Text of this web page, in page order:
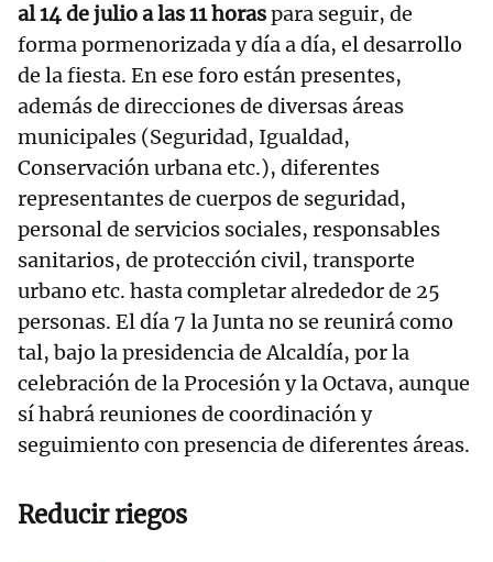
al 14 de julio a las 11 horaspara seguir, de
forma pormenorizada y día a día, el desarrollo
de la fiesta. En ese foro están presentes,
además de direcciones de diversas áreas
municipales (Seguridad, Igualdad,
Conservación urbana etc.), diferentes
representantes de cuerpos de seguridad,
personal de servicios sociales, responsables
sanitarios, de protección civil, transporte
urbano etc. hasta completar alrededor de 25
personas. El día 7 la Junta no se reunirá como
tal, bajo la presidencia de Alcaldía, por la
celebración de la Procesión y la Octava, aunque
sí habrá reuniones de coordinación y
seguimiento con presencia de diferentes áreas.
Reducir riegos